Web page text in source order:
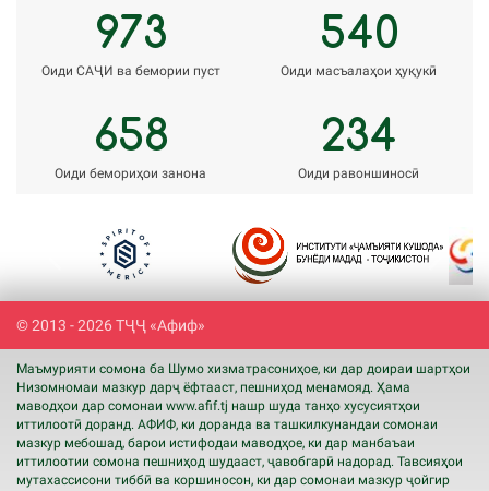
973
Оиди САҶИ ва бемории пуст
540
Оиди масъалаҳои ҳуқукӣ
658
Оиди бемориҳои занона
234
Оиди равоншиносӣ
Next
© 2013 - 2026 ТҶҶ «Афиф»
Маъмурияти сомона ба Шумо хизматрасониҳое, ки дар доираи шартҳои
Низомномаи мазкур дарҷ ёфтааст, пешниҳод менамояд. Ҳама
маводҳои дар сомонаи www.afif.tj нашр шуда танҳо хусусиятҳои
иттилоотӣ доранд. АФИФ, ки доранда ва ташкилкунандаи сомонаи
мазкур мебошад, барои истифодаи маводҳое, ки дар манбаъаи
иттилоотии сомона пешниҳод шудааст, ҷавобгарӣ надорад. Тавсияҳои
мутахассисони тиббӣ ва коршиносон, ки дар сомонаи мазкур ҷойгир